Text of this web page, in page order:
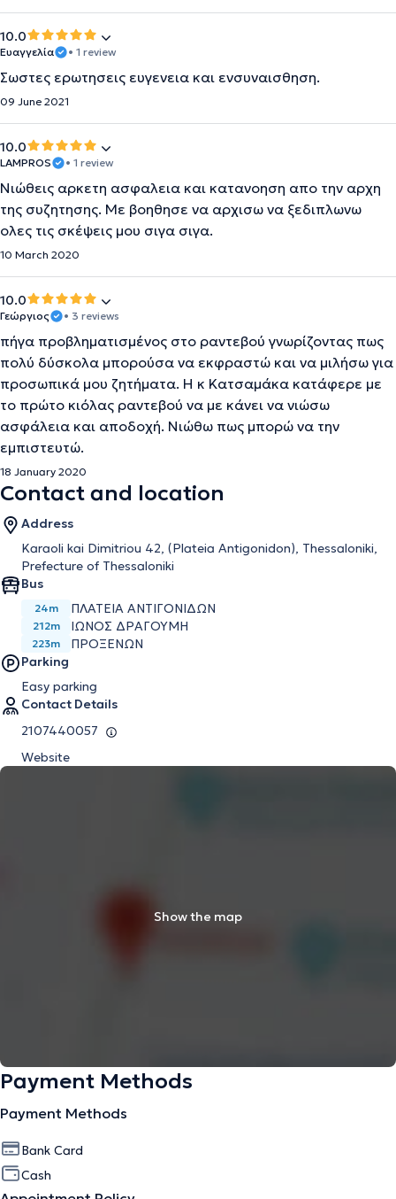
10.0
Ευαγγελία • 1 review
Σωστες ερωτησεις ευγενεια και ενσυναισθηση.
09 June 2021
10.0
LAMPROS • 1 review
Νιώθεις αρκετη ασφαλεια και κατανοηση απο την αρχη
της συζητησης. Με βοηθησε να αρχισω να ξεδιπλωνω
ολες τις σκέψεις μου σιγα σιγα.
10 March 2020
10.0
Γεώργιος • 3 reviews
πήγα προβληματισμένος στο ραντεβού γνωρίζοντας πως
πολύ δύσκολα μπορούσα να εκφραστώ και να μιλήσω για
προσωπικά μου ζητήματα. Η κ Κατσαμάκα κατάφερε με
το πρώτο κιόλας ραντεβού να με κάνει να νιώσω
ασφάλεια και αποδοχή. Νιώθω πως μπορώ να την
εμπιστευτώ.
18 January 2020
Contact and location
Address
Karaoli kai Dimitriou 42, (Plateia Antigonidon), Thessaloniki,
Prefecture of Thessaloniki
Bus
24m ΠΛΑΤΕΙΑ ΑΝΤΙΓΟΝΙΔΩΝ
212m ΙΩΝΟΣ ΔΡΑΓΟΥΜΗ
223m
ΠΡΟΞΕΝΩΝ
Parking
Easy parking
Contact Details
2107440057
Website
Show the map
Payment Methods
Payment Methods
Bank Card
Cash